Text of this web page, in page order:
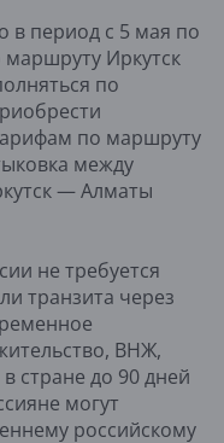
в период с 5 мая по
маршруту Иркутск
по
по маршруту
между
— Алматы
не требуется
транзита через
ВНЖ,
стране до 90 дней
могут
российскому